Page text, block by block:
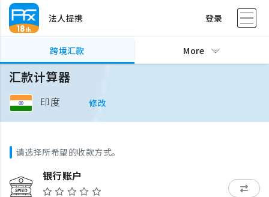
法人提携 登录
跨境汇款 More
汇款计算器
印度 修改
请选择所希望的收款方式。
银行账户